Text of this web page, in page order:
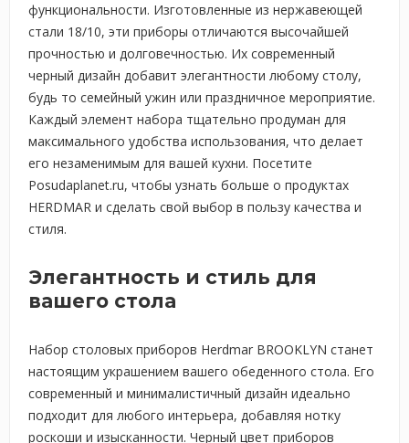
функциональности. Изготовленные из нержавеющей
стали 18/10, эти приборы отличаются высочайшей
прочностью и долговечностью. Их современный
черный дизайн добавит элегантности любому столу,
будь то семейный ужин или праздничное мероприятие.
Каждый элемент набора тщательно продуман для
максимального удобства использования, что делает
его незаменимым для вашей кухни. Посетите
Posudaplanet.ru, чтобы узнать больше о продуктах
HERDMAR и сделать свой выбор в пользу качества и
стиля.
Элегантность и стиль для
вашего стола
Набор столовых приборов Herdmar BROOKLYN станет
настоящим украшением вашего обеденного стола. Его
современный и минималистичный дизайн идеально
подходит для любого интерьера, добавляя нотку
роскоши и изысканности. Черный цвет приборов